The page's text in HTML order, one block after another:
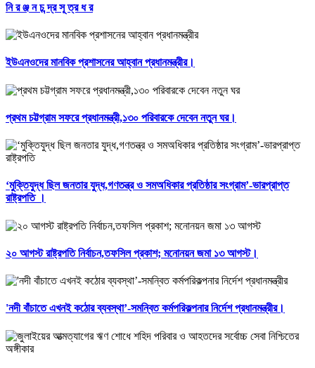
নি র ঞ্জ ন চ ন্দ্র সূ ত্র ধ র
ইউএনওদের মানবিক প্রশাসনের আহ্বান প্রধানমন্ত্রীর।
প্রথম চট্টগ্রাম সফরে প্রধানমন্ত্রী,১৩০ পরিবারকে দেবেন নতুন ঘর।
‘মুক্তিযুদ্ধ ছিল জনতার যুদ্ধ,গণতন্ত্র ও সমঅধিকার প্রতিষ্ঠার সংগ্রাম’-ভারপ্রাপ্ত
রাষ্ট্রপতি ।
২০ আগস্ট রাষ্ট্রপতি নির্বাচন,তফসিল প্রকাশ; মনোনয়ন জমা ১৩ আগস্ট।
'নদী বাঁচাতে এখনই কঠোর ব্যবস্থা’-সমন্বিত কর্মপরিকল্পনার নির্দেশ প্রধানমন্ত্রীর।